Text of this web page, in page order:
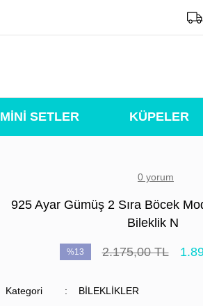
MİNİ SETLER KÜPELER
0 yorum
925 Ayar Gümüş 2 Sıra Böcek
Bileklik N
%13 2.175,00 TL
Kategori
BİLEKLİKLER